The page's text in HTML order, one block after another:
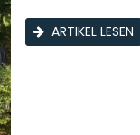
ARTIKEL LESEN